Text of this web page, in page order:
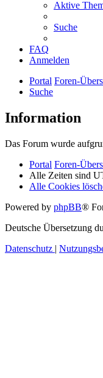
Aktive
Suche
FAQ
Anmelden
Portal Foren-
Suche
Information
Das Forum wurde
Portal Foren-
Alle Zeiten sind
Alle Cookies
Powered by phpBB®
Deutsche Übersetzung
Datenschutz |